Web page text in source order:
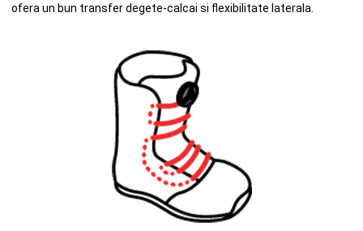
ofera un bun transfer degete-calcai si flexibilitate laterala.